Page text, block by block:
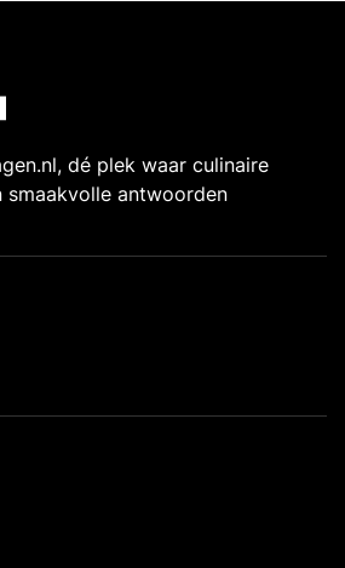
dé plek waar culinaire
smaakvolle antwoorden